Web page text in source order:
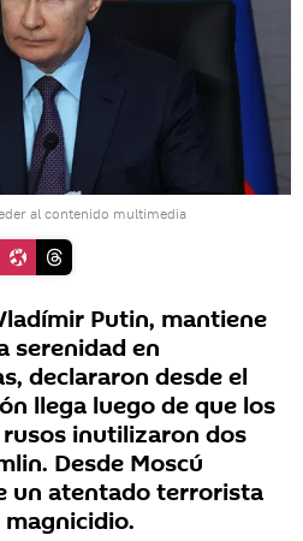
al contenido multimedia
Putin, mantiene
serenidad en
declararon desde el
llega luego de que los
inutilizaron dos
Desde Moscú
un atentado terrorista